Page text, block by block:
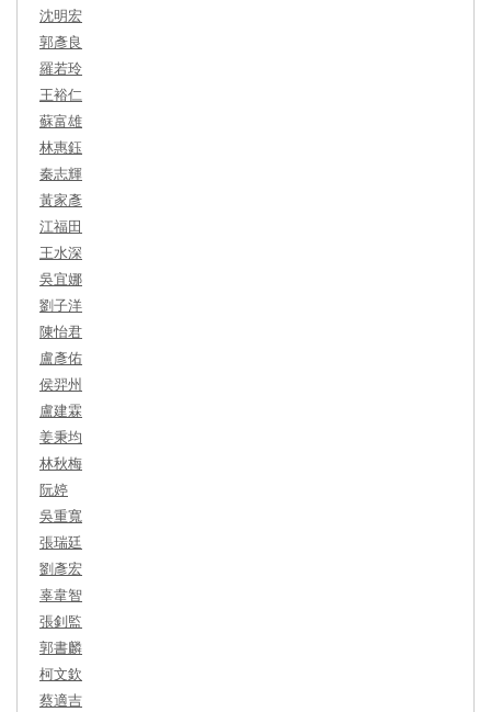
沈明宏
郭彥良
羅若玲
王裕仁
蘇富雄
林惠鈺
秦志輝
黃家彥
江福田
王水深
吳宜娜
劉子洋
陳怡君
盧彥佑
侯羿州
盧建霖
姜秉均
林秋梅
阮婷
吳重寬
張瑞廷
劉彥宏
辜韋智
張釗監
郭書麟
柯文欽
蔡適吉